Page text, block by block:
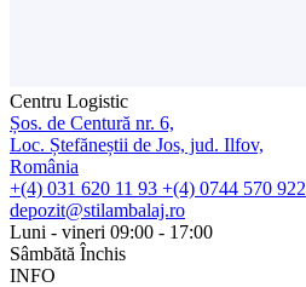
Centru Logistic
Șos. de Centură nr. 6,
Loc. Ștefăneștii de Jos, jud. Ilfov,
România
+(4) 031 620 11 93 +(4) 0744 570 922
depozit@stilambalaj.ro
Luni - vineri 09:00 - 17:00
Sâmbătă Închis
INFO